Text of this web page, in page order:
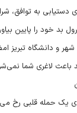
دستیابی به توافق،
بد خود را پایین
و دانشگاه تبریز
باعث لاغری شما
یک حمله قلبی رخ